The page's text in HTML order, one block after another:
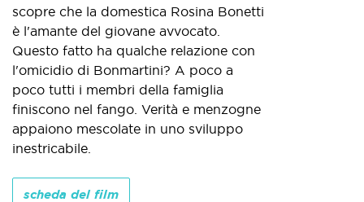
scopre che la domestica Rosina Bonetti
è l'amante del giovane avvocato.
Questo fatto ha qualche relazione con
l'omicidio di Bonmartini? A poco a
poco tutti i membri della famiglia
finiscono nel fango. Verità e menzogne
appaiono mescolate in uno sviluppo
inestricabile.
scheda del film